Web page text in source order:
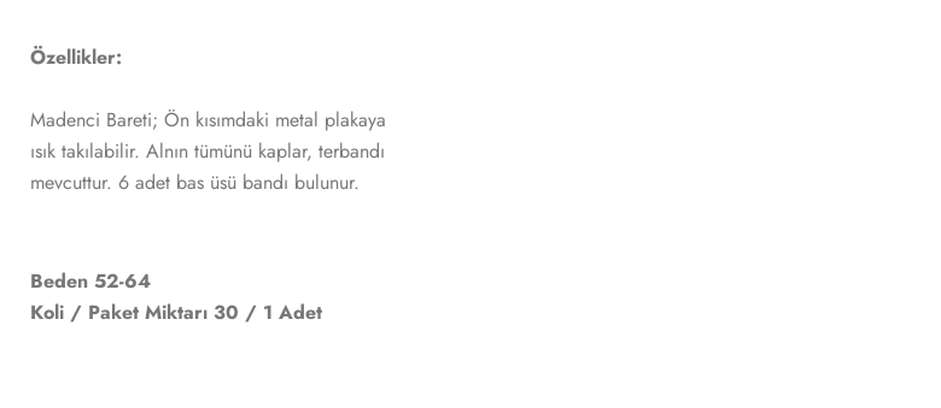
Özellikler:
Madenci Bareti; Ön kısımdaki metal plakaya
ısık takılabilir. Alnın tümünü kaplar, terbandı
mevcuttur. 6 adet bas üsü bandı bulunur.
Beden 52-64
Koli / Paket Miktarı 30 / 1 Adet